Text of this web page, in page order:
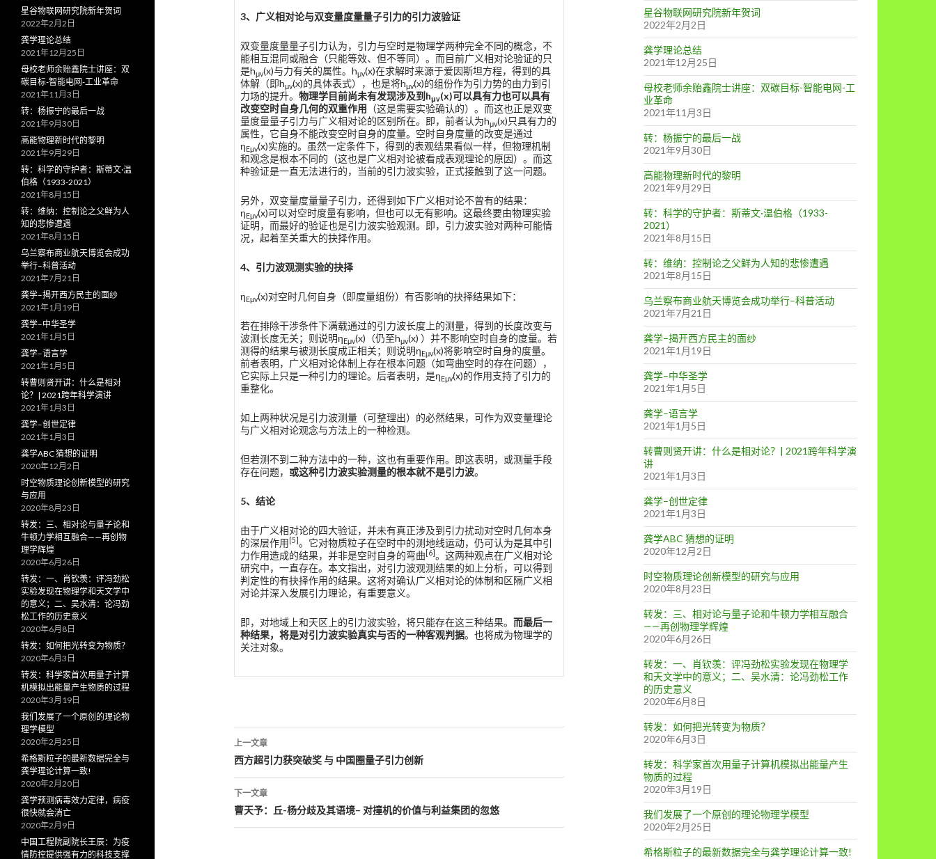
3、广义相对论与双变量度量量子引力的引力波验证
双变量度量量子引力认为，引力与空时是物理学两种完全不同的概念，不
能相互混同或融合（只能等效、但不等同）。而目前广义相对论验证的只
是hμv(x)与力有关的属性。hμv(x)在求解时来源于爱因斯坦方程，得到的具
体解（即hμv(x)的具体表式），也是将hμv(x)的组份作为引力势的由力到引
力场的提升。 物理学目前尚未有发现涉及到 hμv(x)可以具有力也可以具有
改变空时自身几何的双重作用 （这是需要实验确认的）。而这也正是双变
量度量量子引力与广义相对论的区别所在。即，前者认为hμv(x)只具有力的
属性，它自身不能改变空时自身的度量。空时自身度量的改变是通过
ηEμv(x)实施的。虽然一定条件下，得到的表观结果看似一样，但物理机制
和观念是根本不同的（这也是广义相对论被看成表观理论的原因）。而这
种验证是一直无法进行的，当前的引力波实验，正式接触到了这一问题。
另外，双变量度量量子引力，还得到如下广义相对论不曾有的结果：
ηEμv(x)可以对空时度量有影响，但也可以无有影响。这最终要由物理实验
证明，而最好的验证也是引力波实验观测。即，引力波实验对两种可能情
况，起着至关重大的抉择作用。
4、引力波观测实验的抉择
ηEμv(x)对空时几何自身（即度量组份）有否影响的抉择结果如下：
若在排除干涉条件下满载通过的引力波长度上的测量，得到的长度改变与
波测长度无关；则说明ηEμv(x)（仍至hμv(x) ）并不影响空时自身的度量。若
测得的结果与被测长度成正相关；则说明ηEμv(x)将影响空时自身的度量。
前者表明，广义相对论体制上存在根本问题（如弯曲空时的存在问题），
它实际上只是一种引力的理论。后者表明，是ηEμv(x)的作用支持了引力的
重整化。
如上两种状况是引力波测量（可整理出）的必然结果，可作为双变量理论
与广义相对论观念与方法上的一种检测。
但若测不到二种方法中的一种，这也有重要作用。即这表明，或测量手段
存在问题， 或这种引力波实验测量的根本就不是引力波。
5、结论
由于广义相对论的四大验证，并未有真正涉及到引力扰动对空时几何本身
的深层作用 [5]。它对物质粒子在空时中的测地线运动，仍可认为是其中引
力作用造成的结果，并非是空时自身的弯曲 [6]。这两种观点在广义相对论
研究中，一直存在。本文指出，对引力波观测结果的如上分析，可以得到
判定性的有抉择作用的结果。这将对确认广义相对论的体制和区隔广义相
对论并深入发展引力理论，有重要意义。
即，对地域上和天区上的引力波实验，将只能存在这三种结果。 而最后一
种结果，将是对引力波实验真实与否的一种客观判据。也将成为物理学的
关注对象。
文
章
导
上一文章
西方超引力获突破奖 与 中国圈量子引力创新
下一文章
曹天予：丘-杨分歧及其语境– 对撞机的价值与利益集团的忽悠
星谷物联网研究院新年贺词
2022年2月2日
龚学理论总结
2021年12月25日
母校老师余贻鑫院士讲座：双碳目标-智能电网-工
业革命
2021年11月3日
转：杨振宁的最后一战
2021年9月30日
高能物理新时代的黎明
2021年9月29日
转：科学的守护者：斯蒂文·温伯格（1933-
2021）
2021年8月15日
转：维纳：控制论之父鲜为人知的悲惨遭遇
2021年8月15日
乌兰察布商业航天博览会成功举行–科普活动
2021年7月21日
龚学–揭开西方民主的面纱
2021年1月19日
龚学–中华圣学
2021年1月5日
龚学–语言学
2021年1月5日
转曹则贤开讲：什么是相对论？| 2021跨年科学演
讲
2021年1月3日
龚学–创世定律
2021年1月3日
龚学ABC 猜想的证明
2020年12月2日
时空物质理论创新模型的研究与应用
2020年8月23日
转发：三、相对论与量子论和牛顿力学相互融合
——再创物理学辉煌
2020年6月26日
转发：一、肖钦羡：评冯劲松实验发现在物理学
和天文学中的意义；二、吴水清：论冯劲松工作
的历史意义
2020年6月8日
转发：如何把光转变为物质？
2020年6月3日
转发：科学家首次用量子计算机模拟出能量产生
物质的过程
2020年3月19日
我们发展了一个原创的理论物理学模型
2020年2月25日
希格斯粒子的最新数据完全与龚学理论计算一致!
星谷物联网研究院新年贺词
2022年2月2日
龚学理论总结
2021年12月25日
母校老师余贻鑫院士讲座：双
碳目标-智能电网-工业革命
2021年11月3日
转：杨振宁的最后一战
2021年9月30日
高能物理新时代的黎明
2021年9月29日
转：科学的守护者：斯蒂文·温
伯格（1933-2021）
2021年8月15日
转：维纳：控制论之父鲜为人
知的悲惨遭遇
2021年8月15日
乌兰察布商业航天博览会成功
举行–科普活动
2021年7月21日
龚学–揭开西方民主的面纱
2021年1月19日
龚学–中华圣学
2021年1月5日
龚学–语言学
2021年1月5日
转曹则贤开讲：什么是相对
论？| 2021跨年科学演讲
2021年1月3日
龚学–创世定律
2021年1月3日
龚学ABC 猜想的证明
2020年12月2日
时空物质理论创新模型的研究
与应用
2020年8月23日
转发：三、相对论与量子论和
牛顿力学相互融合——再创物
理学辉煌
2020年6月26日
转发：一、肖钦羡：评冯劲松
实验发现在物理学和天文学中
的意义；二、吴水清：论冯劲
松工作的历史意义
2020年6月8日
转发：如何把光转变为物质？
2020年6月3日
转发：科学家首次用量子计算
机模拟出能量产生物质的过程
2020年3月19日
我们发展了一个原创的理论物
理学模型
2020年2月25日
希格斯粒子的最新数据完全与
龚学理论计算一致!
2020年2月20日
龚学预测病毒效力定律，病疫
很快就会消亡
2020年2月9日
中国工程院副院长王辰：为疫
情防控提供强有力的科技支撑